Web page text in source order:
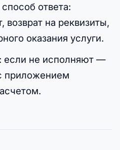
ответа:
возврат на реквизиты,
оказания услуги.
если не исполняют —
приложением